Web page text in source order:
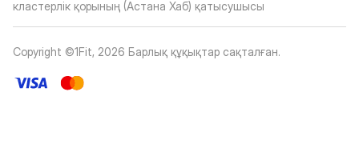
кластерлік қорының (Астана Хаб) қатысушысы
Copyright ©1Fit, 2026 Барлық құқықтар сақталған.